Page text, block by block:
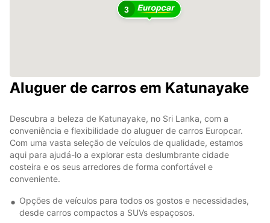
3
Aluguer de carros em Katunayake
Descubra a beleza de Katunayake, no Sri Lanka, com a
conveniência e flexibilidade do aluguer de carros Europcar.
Com uma vasta seleção de veículos de qualidade, estamos
aqui para ajudá-lo a explorar esta deslumbrante cidade
costeira e os seus arredores de forma confortável e
conveniente.
Opções de veículos para todos os gostos e necessidades,
desde carros compactos a SUVs espaçosos.